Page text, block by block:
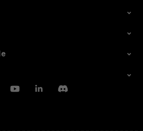
YoutubeLinkedinDiscord